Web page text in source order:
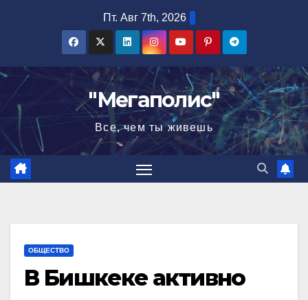
Пт. Авг 7th, 2026
"Мегаполис"
Все, чем ты живешь
ОБЩЕСТВО
В Бишкеке активно